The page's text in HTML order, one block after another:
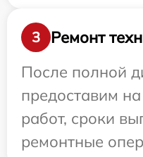
3
Ремонт
После полной
предоставим
работ, сроки
ремонтные